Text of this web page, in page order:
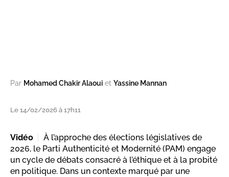
Par Mohamed Chakir Alaoui et Yassine Mannan
Le 14/02/2026 à 17h11
Vidéo
À l’approche des élections législatives de
2026, le Parti Authenticité et Modernité (PAM) engage
un cycle de débats consacré à l’éthique et à la probité
en politique. Dans un contexte marqué par une